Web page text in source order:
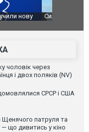
НПЗ:
Неймар
чоловік через
і двох поляків (NV)
СРСР і США
патруля та
— що дивитись у кіно